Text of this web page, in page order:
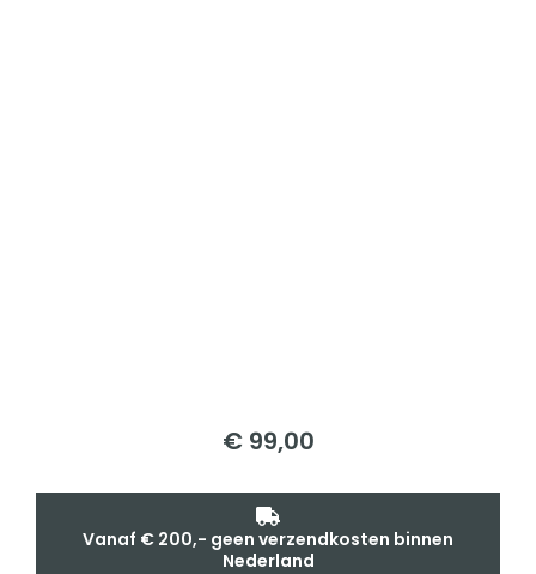
€99,00
Vanaf € 200,- geen verzendkosten binnen
Nederland